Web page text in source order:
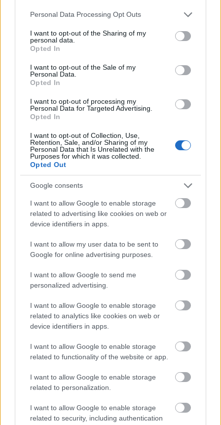
Please note that this website/app uses one or more Google
not limited to your visit or usage behaviour. You may click to
grant or deny consent to Google and its third-party tags to
use your data for below specified purposes in below Google
consent section.
Personal Data Processing Opt Outs
I want to opt-out of the Sharing of my
personal data.
Opted In
I want to opt-out of the Sale of my
Personal Data.
Opted In
I want to opt-out of processing my
Personal Data for Targeted Advertising.
Opted In
I want to opt-out of Collection, Use,
Retention, Sale, and/or Sharing of my
Personal Data that Is Unrelated with the
Purposes for which it was collected.
Opted Out
Google consents
I want to allow Google to enable storage
related to advertising like cookies on web or
device identifiers in apps.
I want to allow my user data to be sent to
Google for online advertising purposes.
I want to allow Google to send me
personalized advertising.
I want to allow Google to enable storage
related to analytics like cookies on web or
device identifiers in apps.
I want to allow Google to enable storage
related to functionality of the website or app.
I want to allow Google to enable storage
related to personalization.
I want to allow Google to enable storage
related to security, including authentication
Lynch szürreális képeinek alapja a fotómontázs, a
olyan térbeli-időbeli dimenziók születnek, melyek
egy olyan univerzummá állnak össze, amelyet a
mester filmjeiből már jól ismerünk. A Small Stories /
Kis történetek egy valóságon túli pszichedelikus
nyugtalanság világában, miközben egyaránt feltárja
az emlékeket, és a sebeket. Filmes munkáihoz
hasonlóan képein az álom dominál, poétikájának
alapvető ereje a tudattalan és a valóság közötti
fotóhónapra, a Maison Européenne de la
Photographie-ba készült és eddig mindössze három
fotótörténész. A kiállítás 2019. március 1-től június
2-ig látogatható. Ez idő alatt a tárlat
exkluzivitásához kapcsolódóan számos sokszínű
programmal és ismert tárlatvezetők meghívásával is
készül a Műcsarnok.
A Budapest FotóFesztivál a The Photo Europe
Network /PHEN/ tagja, fővédnöke Szalay-
Bobrovniczky Alexandra humán főpolgármester-
helyettes, Budapest Főváros Önkormányzata.
Munkatársak: Mucsy Szilvia fotográfus, a fesztivál
fesztivál kurátora, Szarka Klára fotótörténész, a
fesztivál kurátora, Kocsány Kornél projekt